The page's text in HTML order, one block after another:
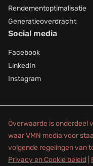
Rendementoptimalisatie
Generatieoverdracht
Social media
Facebook
LinkedIn
Instagram
Overwaarde is onderdeel
waar VMN media voor
volgende regelingen van
Privacy en Cookie beleid